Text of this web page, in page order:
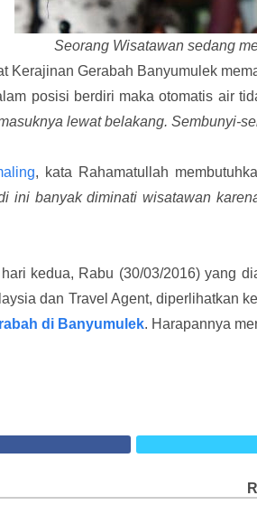
Seorang Wisatawan sedang
Kerajinan Gerabah Banyumulek
posisi berdiri maka otomatis air
lewat belakang. Sembunyi-
, kata Rahamatullah
ini banyak diminati wisatawan
kedua, Rabu (30/03/2016) yang
dan Travel Agent, diperlihatkan
di Banyumulek. Harapannya